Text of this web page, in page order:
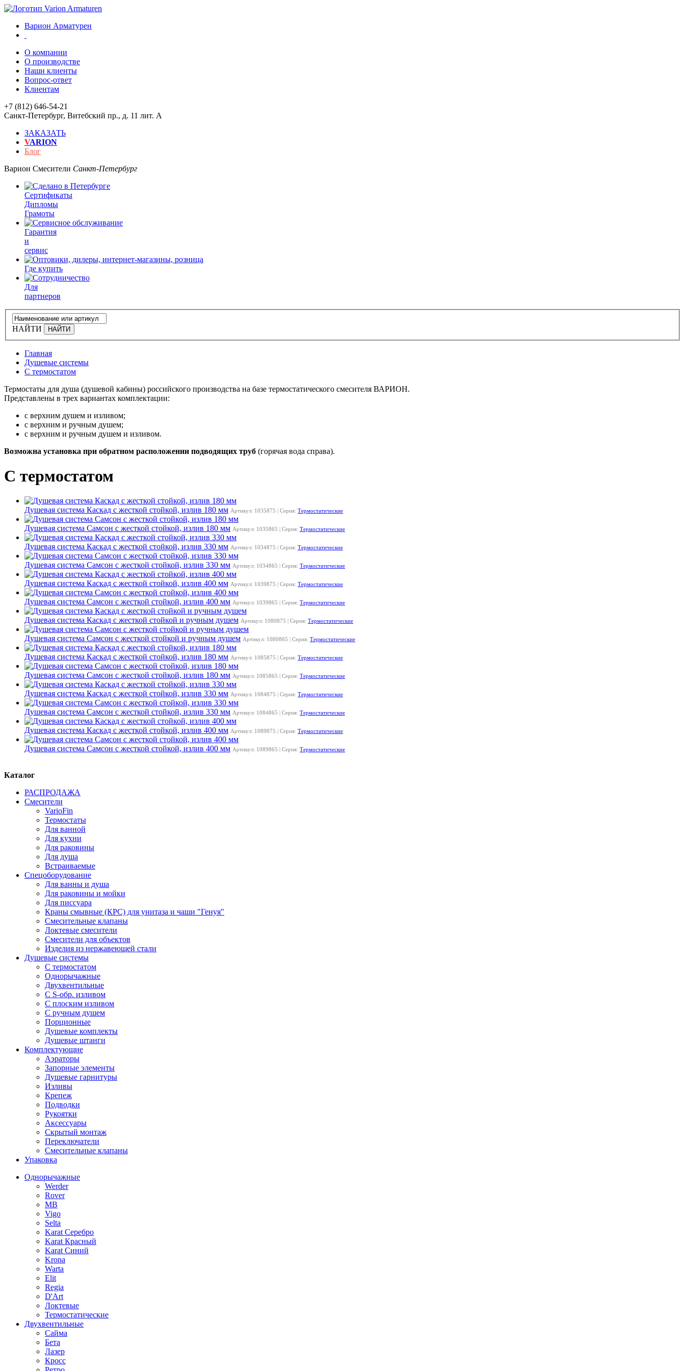
Варион Арматурен
О компании
О производстве
Наши клиенты
Вопрос-ответ
Клиентам
+7 (812) 646-54-21
Санкт-Петербург, Витебский пр., д. 11 лит. А
ЗАКАЗАТЬ
VARION
Блог
Варион Смесители Санкт-Петербург
Сертификаты
Дипломы
Грамоты
Гарантия
и
сервис
Где купить
Для
партнеров
НАЙТИ
Главная
Душевые системы
С термостатом
Термостаты для душа (душевой кабины) российского производства на базе термостатического смесителя ВАРИОН.
Представлены в трех вариантах комплектации:
с верхним душем и изливом;
с верхним и ручным душем;
с верхним и ручным душем и изливом.
Возможна установка при обратном расположении подводящих труб (горячая вода справа).
С термостатом
Душевая система Каскад с жесткой стойкой, излив 180 мм Артикул: 1035875 | Серия: Термостатические
Душевая система Самсон с жесткой стойкой, излив 180 мм Артикул: 1035865 | Серия: Термостатические
Душевая система Каскад с жесткой стойкой, излив 330 мм Артикул: 1034875 | Серия: Термостатические
Душевая система Самсон с жесткой стойкой, излив 330 мм Артикул: 1034865 | Серия: Термостатические
Душевая система Каскад с жесткой стойкой, излив 400 мм Артикул: 1039875 | Серия: Термостатические
Душевая система Самсон с жесткой стойкой, излив 400 мм Артикул: 1039865 | Серия: Термостатические
Душевая система Каскад с жесткой стойкой и ручным душем Артикул: 1080875 | Серия: Термостатические
Душевая система Самсон с жесткой стойкой и ручным душем Артикул: 1080865 | Серия: Термостатические
Душевая система Каскад с жесткой стойкой, излив 180 мм Артикул: 1085875 | Серия: Термостатические
Душевая система Самсон с жесткой стойкой, излив 180 мм Артикул: 1085865 | Серия: Термостатические
Душевая система Каскад с жесткой стойкой, излив 330 мм Артикул: 1084875 | Серия: Термостатические
Душевая система Самсон с жесткой стойкой, излив 330 мм Артикул: 1084865 | Серия: Термостатические
Душевая система Каскад с жесткой стойкой, излив 400 мм Артикул: 1089875 | Серия: Термостатические
Душевая система Самсон с жесткой стойкой, излив 400 мм Артикул: 1089865 | Серия: Термостатические
Каталог
РАСПРОДАЖА
Смесители
VarioFin
Термостаты
Для ванной
Для кухни
Для раковины
Для душа
Встраиваемые
Спецоборудование
Для ванны и душа
Для раковины и мойки
Для писсуара
Краны смывные (КРС) для унитаза и чаши "Генуя"
Смесительные клапаны
Локтевые смесители
Смесители для объектов
Изделия из нержавеющей стали
Душевые системы
С термостатом
Однорычажные
Двухвентильные
С S-обр. изливом
С плоским изливом
С ручным душем
Порционные
Душевые комплекты
Душевые штанги
Комплектующие
Аэраторы
Запорные элементы
Душевые гарнитуры
Изливы
Крепеж
Подводки
Рукоятки
Аксессуары
Скрытый монтаж
Переключатели
Смесительные клапаны
Упаковка
Однорычажные
Werder
Rover
MB
Vigo
Selta
Karat Серебро
Karat Красный
Karat Синий
Krona
Warta
Elit
Regia
D'Art
Локтевые
Термостатические
Двухвентильные
Сайма
Бета
Лазер
Кросс